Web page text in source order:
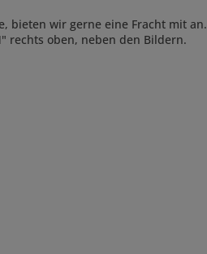
bieten wir gerne eine Fracht mit an.
rechts oben, neben den Bildern.